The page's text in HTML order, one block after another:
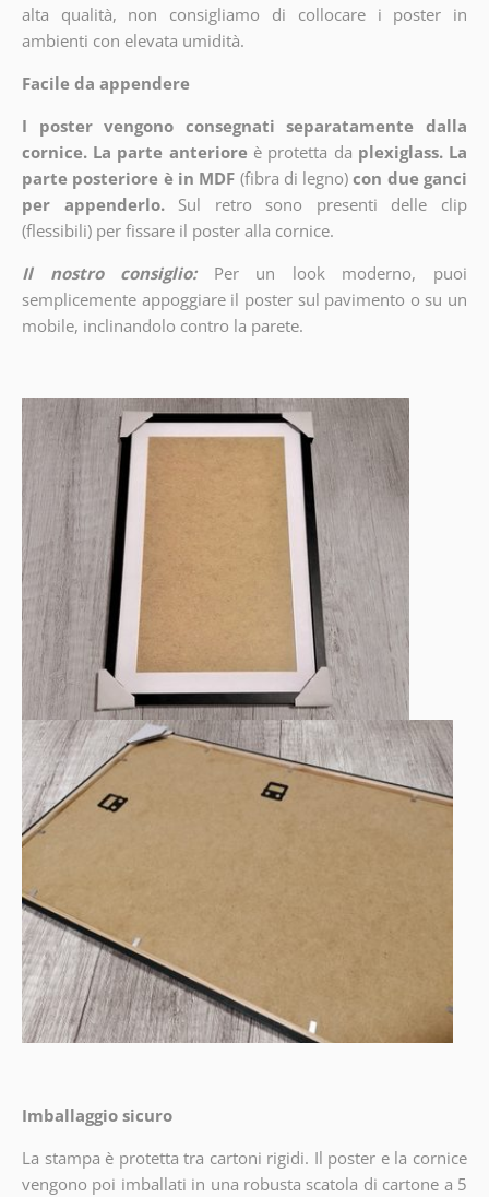
alta qualità, non consigliamo di collocare i poster in
ambienti con elevata umidità.
Facile da appendere
I poster vengono consegnati separatamente dalla
cornice. La parte anteriore è protetta da plexiglass. La
parte posteriore è in MDF (fibra di legno) con due ganci
per appenderlo.
Sul retro sono presenti delle clip
(flessibili) per fissare il poster alla cornice.
Il nostro consiglio:
Per un look moderno, puoi
semplicemente appoggiare il poster sul pavimento o su un
mobile, inclinandolo contro la parete.
Imballaggio sicuro
La stampa è protetta tra cartoni rigidi. Il poster e la cornice
vengono poi imballati in una robusta scatola di cartone a 5